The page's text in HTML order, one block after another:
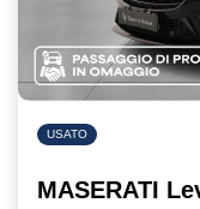
USATO
MASERATI